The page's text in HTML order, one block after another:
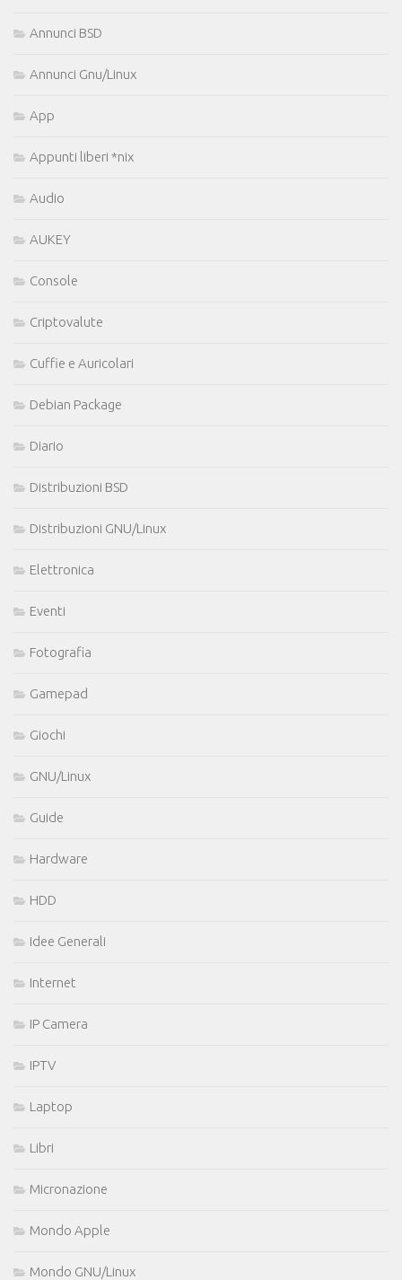
Annunci BSD
Annunci Gnu/Linux
App
Appunti liberi *nix
Audio
AUKEY
Console
Criptovalute
Cuffie e Auricolari
Debian Package
Diario
Distribuzioni BSD
Distribuzioni GNU/Linux
Elettronica
Eventi
Fotografia
Gamepad
Giochi
GNU/Linux
Guide
Hardware
HDD
Idee Generali
Internet
IP Camera
IPTV
Laptop
Libri
Micronazione
Mondo Apple
Mondo GNU/Linux